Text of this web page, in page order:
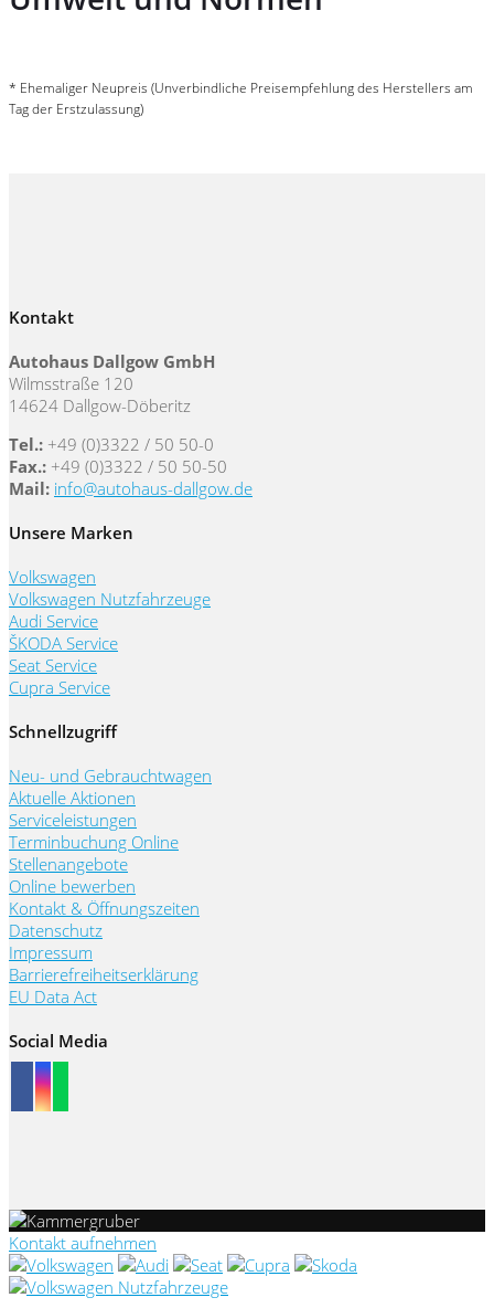
* Ehemaliger Neupreis (Unverbindliche Preisempfehlung des Herstellers am
Tag der Erstzulassung)
Kontakt
Autohaus Dallgow GmbH
Wilmsstraße 120
14624 Dallgow-Döberitz
Tel.: +49 (0)3322 / 50 50-0
Fax.: +49 (0)3322 / 50 50-50
Mail: info@autohaus-dallgow.de
Unsere Marken
Volkswagen
Volkswagen Nutzfahrzeuge
Audi Service
ŠKODA Service
Seat Service
Cupra Service
Schnellzugriff
Neu- und Gebrauchtwagen
Aktuelle Aktionen
Serviceleistungen
Terminbuchung Online
Stellenangebote
Online bewerben
Kontakt & Öffnungszeiten
Datenschutz
Impressum
Barrierefreiheitserklärung
EU Data Act
Social Media
Kontakt aufnehmen